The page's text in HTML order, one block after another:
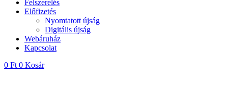
Felszerelés
Előfizetés
Nyomtatott újság
Digitális újság
Webáruház
Kapcsolat
0 Ft 0 Kosár